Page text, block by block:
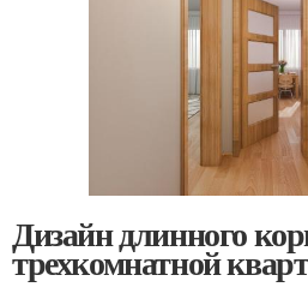
Дизайн длинного
трехкомнатной